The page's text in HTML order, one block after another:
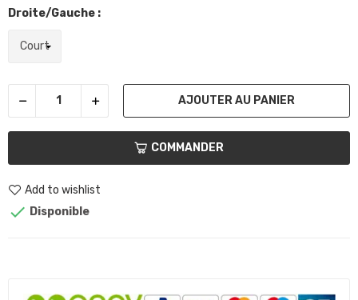
Droite/Gauche :
AJOUTER AU PANIER
COMMANDER
Add to wishlist
 Disponible